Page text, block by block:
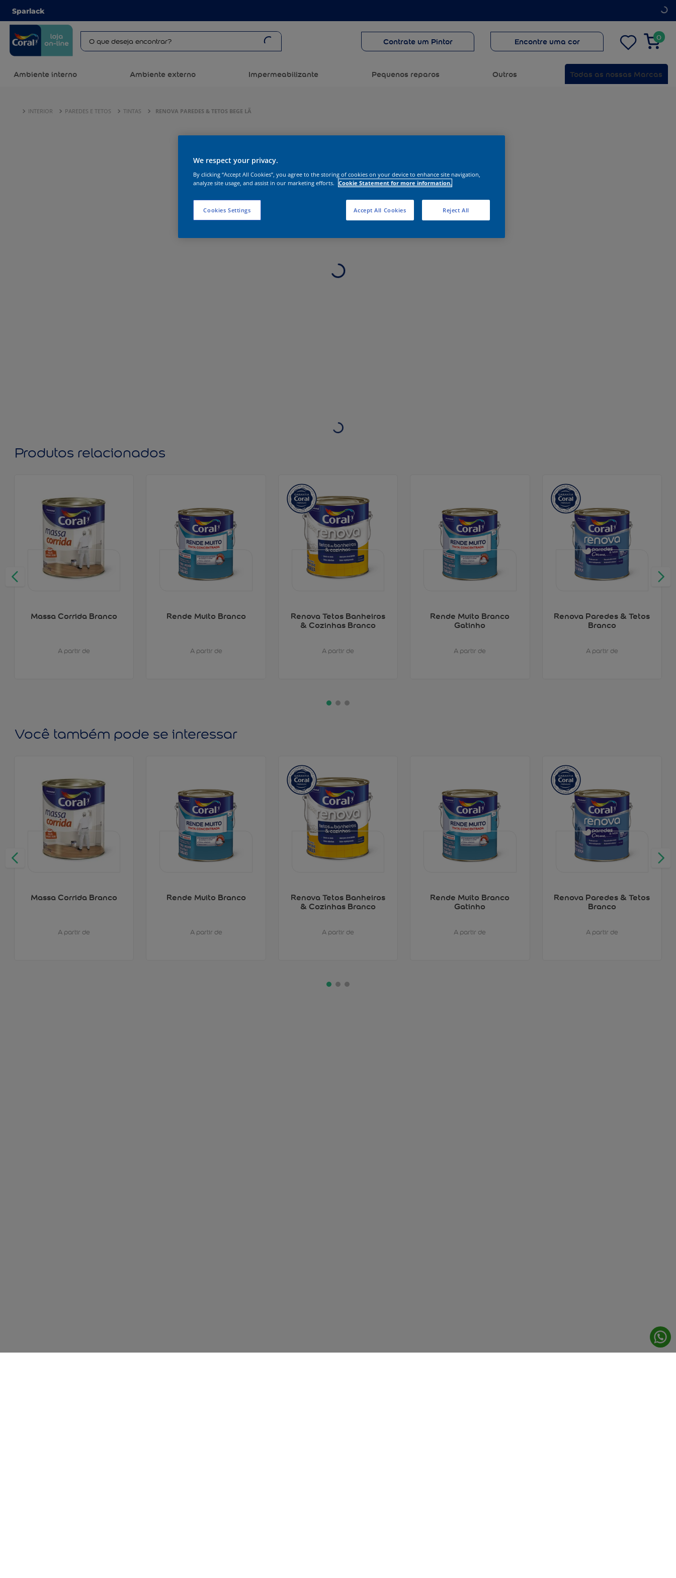
Sparlack
Contrate um Pintor Encontre uma cor 0
Ambiente interno Ambiente externo Impermeabilizante Pequenos reparos Outros Todas as nossas Marcas
INTERIOR PAREDES E TETOS TINTAS RENOVA PAREDES & TETOS BEGE LÃ
Produtos relacionados
Massa Corrida Branco
A partir de
Rende Muito Branco
A partir de
Renova Tetos Banheiros
& Cozinhas Branco
A partir de
Rende Muito Branco
Gatinho
A partir de
Renova Paredes & Tetos
Branco
A partir de
Você também pode se interessar
Massa Corrida Branco
A partir de
Rende Muito Branco
A partir de
Renova Tetos Banheiros
& Cozinhas Branco
A partir de
Rende Muito Branco
Gatinho
A partir de
Renova Paredes & Tetos
Branco
A partir de
We respect your privacy.
By clicking “Accept All Cookies”, you agree to the storing of cookies on your device to enhance site navigation,
analyze site usage, and assist in our marketing efforts. Cookie Statement for more information.
Cookies Settings Reject All
Accept All Cookies